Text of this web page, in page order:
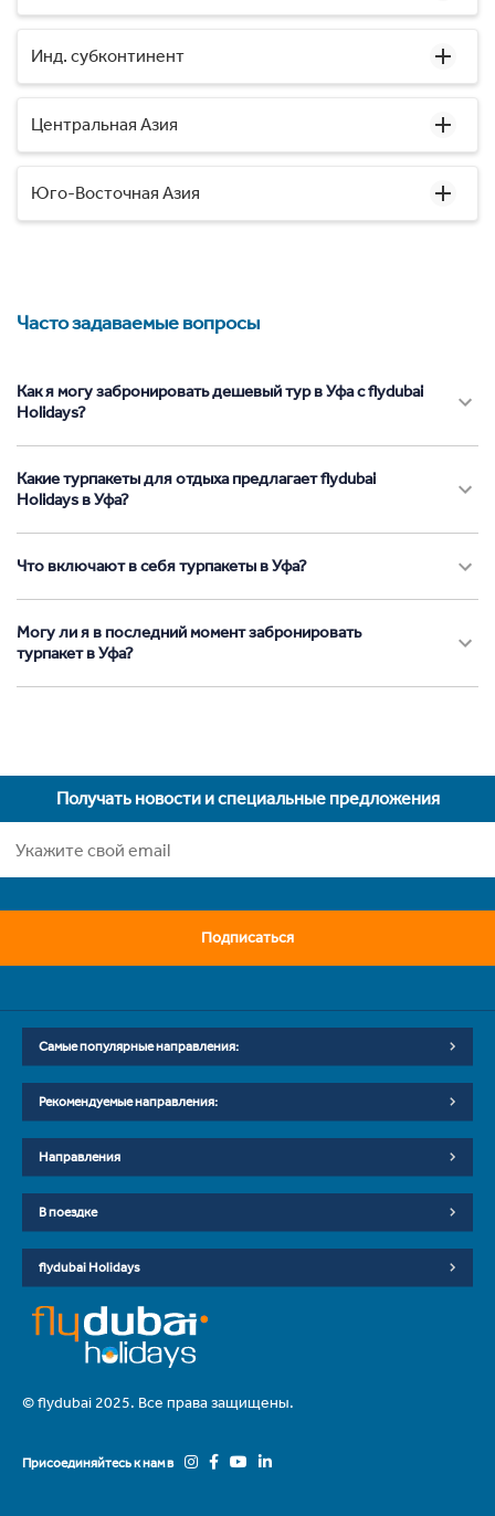
Инд. субконтинент
Центральная Азия
Юго-Восточная Азия
Часто задаваемые вопросы
Как я могу забронировать дешевый тур в Уфа с flydubai
Holidays?
Какие турпакеты для отдыха предлагает flydubai
Holidays в Уфа?
Что включают в себя турпакеты в Уфа?
Могу ли я в последний момент забронировать
турпакет в Уфа?
Получать новости и специальные предложения
Подписаться
Самые популярные направления:
Рекомендуемые направления:
Направления
В поездке
flydubai Holidays
© flydubai 2025. Все права защищены.
Присоединяйтесь к нам в